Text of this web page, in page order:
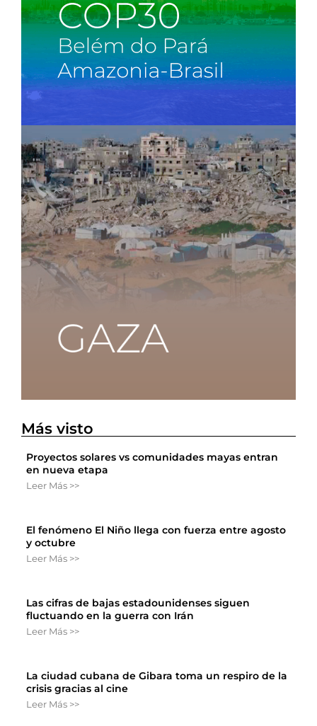
Más visto
Proyectos solares vs comunidades mayas entran
en nueva etapa
Leer Más >>
El fenómeno El Niño llega con fuerza entre agosto
y octubre
Leer Más >>
Las cifras de bajas estadounidenses siguen
fluctuando en la guerra con Irán
Leer Más >>
La ciudad cubana de Gibara toma un respiro de la
crisis gracias al cine
Leer Más >>